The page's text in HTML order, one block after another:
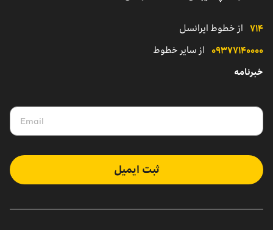
۷۱۴ از خطوط ایرانسل
۰۹۳۷۷۱۴۰۰۰۰ از سایر خطوط
خبرنامه
ثبت ایمیل